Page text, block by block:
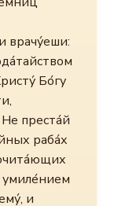
врачу́еши:
Бо́гу
преста́й
раба́х
и